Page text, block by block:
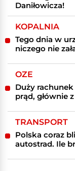
Daniłowicza!
KOPALNIA
Tego dnia w
niczego nie
OZE
Duży
prąd, głównie
TRANSPORT
Polska coraz
autostrad. Ile